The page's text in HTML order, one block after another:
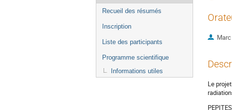
Recueil des résumés
Inscription
Liste des participants
Programme scientifique
Informations utiles
Le